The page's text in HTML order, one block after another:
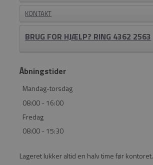
KONTAKT
BRUG FOR HJÆLP? RING 4362 2563
Åbningstider
Mandag-torsdag
08:00 - 16:00
Fredag
08:00 - 15:30
Lageret lukker altid en halv time før kontoret.